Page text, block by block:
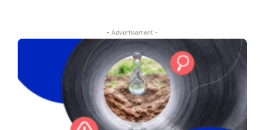
- Advertisement -